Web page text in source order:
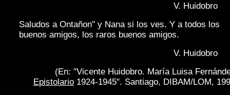
V. Huidobro
Saludos a Ontañon" y Nana si los ves. Y a todos los
buenos amigos, los raros buenos amigos.
V. Huidobro
(En: "Vicente Huidobro. María Luisa
Epistolario 1924-1945". Santiago, DIBAM/LOM,